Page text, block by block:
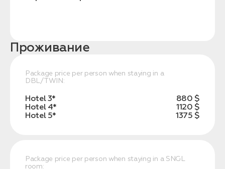
Проживание
Package price per person when staying in a
DBL/TWIN:
Hotel 3*
880 $
Hotel 4*
1120 $
Hotel 5*
1375 $
Package price per person when staying in a SNGL
room: